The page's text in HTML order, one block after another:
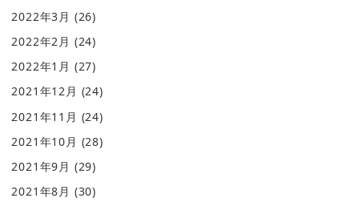
2022年3月 (26)
2022年2月 (24)
2022年1月 (27)
2021年12月 (24)
2021年11月 (24)
2021年10月 (28)
2021年9月 (29)
2021年8月 (30)